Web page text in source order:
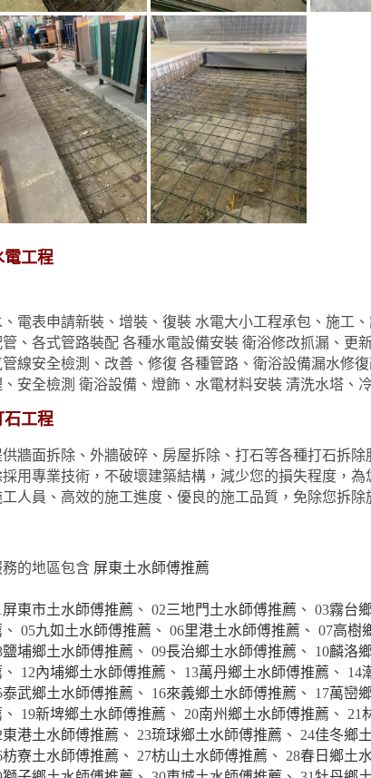
電工程
電表申請新裝、增裝、復裝 水電大小工程承包、施工
、各式管路裝配 各種水電設備安裝 衛浴修改抓漏、更
線安全檢測、改善、修復 各種管路、衛浴設備漏水修
安全檢測 衛浴設備、燈飾、水電材料安裝 清洗水塔、
石工程
牆面拆除、外牆破碎、房屋拆除、打石等各種打石拆
用專業技術，不破壞建築結構，減少您的損失程度，
人員、高效的施工進度、優良的施工品質，免除您拆除
的地區包含 屏東土水師傅推薦
屏東市土水師傅推薦 、 02三地門土水師傅推薦 、 03霧台
、 05九如土水師傅推薦 、 06里港土水師傅推薦 、 07高樹
鹽埔鄉土水師傅推薦 、 09長治鄉土水師傅推薦 、 10麟洛
、 12內埔鄉土水師傅推薦 、 13萬丹鄉土水師傅推薦 、 14
泰武鄉土水師傅推薦 、 16來義鄉土水師傅推薦 、 17萬巒
、 19新埤鄉土水師傅推薦 、 20南州鄉土水師傅推薦 、 21
東港土水師傅推薦 、 23琉球鄉土水師傅推薦 、 24佳冬鄉
枋寮土水師傅推薦 、 27枋山土水師傅推薦 、 28春日鄉土